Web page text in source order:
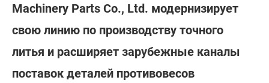
Machinery Parts Co., Ltd. модернизирует
свою линию по производству точного
литья и расширяет зарубежные каналы
поставок деталей противовесов